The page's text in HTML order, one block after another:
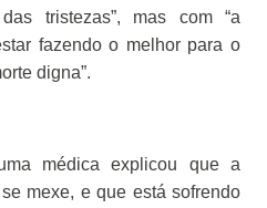
tristezas”, mas com “a
fazendo o melhor para o
digna”.
médica explicou que a
mexe, e que está sofrendo